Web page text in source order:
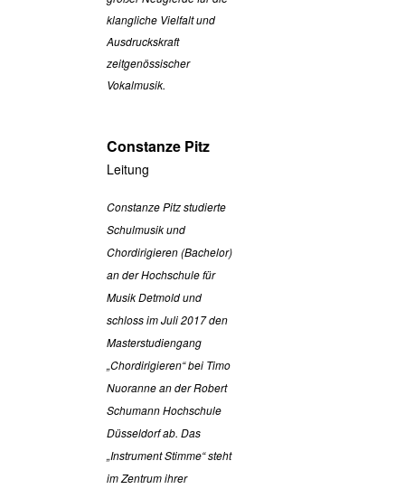
klangliche Vielfalt und
Ausdruckskraft
zeitgenössischer
Vokalmusik.
Constanze Pitz
Leitung
Constanze Pitz studierte
Schulmusik und
Chordirigieren (Bachelor)
an der Hochschule für
Musik Detmold und
schloss im Juli 2017 den
Masterstudiengang
„Chordirigieren“ bei Timo
Nuoranne an der Robert
Schumann Hochschule
Düsseldorf ab. Das
„Instrument Stimme“ steht
im Zentrum ihrer